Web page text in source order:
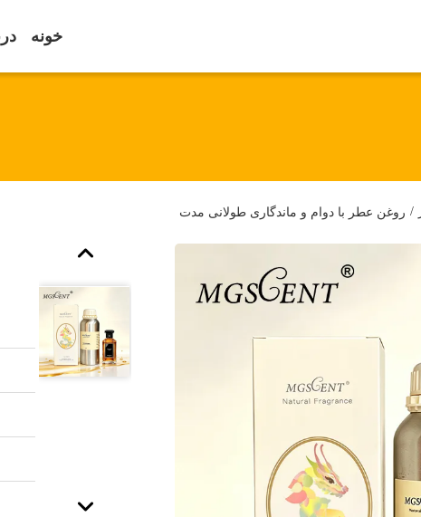
خونه
/ روغن عطر با دوام و ماندگاری طولانی مدت